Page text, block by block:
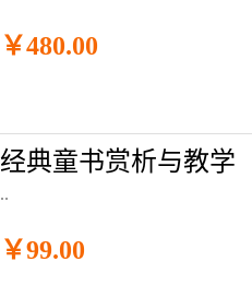
母语课程的课内外整合，优秀母
￥480.00
经典童书赏析与教学
..
￥99.00